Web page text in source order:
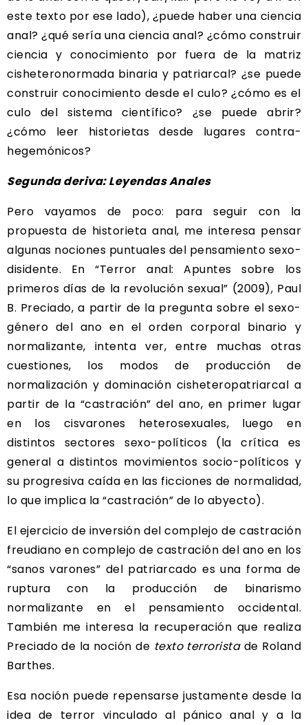
este texto por ese lado), ¿puede haber una ciencia
anal? ¿qué sería una ciencia anal? ¿cómo construir
ciencia y conocimiento por fuera de la matriz
cisheteronormada binaria y patriarcal? ¿se puede
construir conocimiento desde el culo? ¿cómo es el
culo del sistema científico? ¿se puede abrir?
¿cómo leer historietas desde lugares contra-
hegemónicos?
Segunda deriva: Leyendas Anales
Pero vayamos de poco: para seguir con la
propuesta de historieta anal, me interesa pensar
algunas nociones puntuales del pensamiento sexo-
disidente. En “Terror anal: Apuntes sobre los
primeros días de la revolución sexual” (2009), Paul
B. Preciado, a partir de la pregunta sobre el sexo-
género del ano en el orden corporal binario y
normalizante, intenta ver, entre muchas otras
cuestiones, los modos de producción de
normalización y dominación cisheteropatriarcal a
partir de la “castración” del ano, en primer lugar
en los cisvarones heterosexuales, luego en
distintos sectores sexo-políticos (la crítica es
general a distintos movimientos socio-políticos y
su progresiva caída en las ficciones de normalidad,
lo que implica la “castración” de lo abyecto).
El ejercicio de inversión del complejo de castración
freudiano en complejo de castración del ano en los
“sanos varones” del patriarcado es una forma de
ruptura con la producción de binarismo
normalizante en el pensamiento occidental.
También me interesa la recuperación que realiza
Preciado de la noción de texto terroristade Roland
Barthes.
Esa noción puede repensarse justamente desde la
idea de terror vinculado al pánico anal y a la